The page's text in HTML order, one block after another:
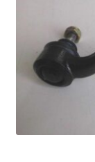
Mein Konto
Shop